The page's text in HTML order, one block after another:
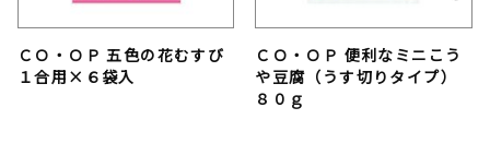
ＣＯ・ＯＰ 五色の花むすび
１合用×６袋入
ＣＯ・ＯＰ 便利なミニこう
や豆腐（うす切りタイプ）
８０ｇ